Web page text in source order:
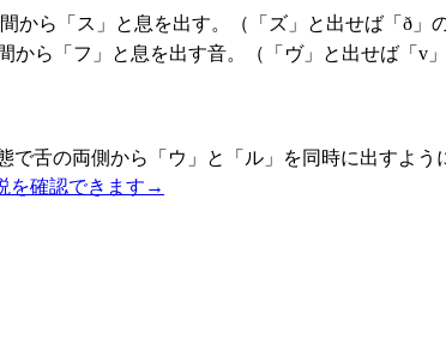
から「ス」と息を出す。（「ズ」と出せば「ð」
ら「フ」と息を出す音。（「ヴ」と出せば「v」
舌の両側から「ウ」と「ル」を同時に出すよう
を確認できます →